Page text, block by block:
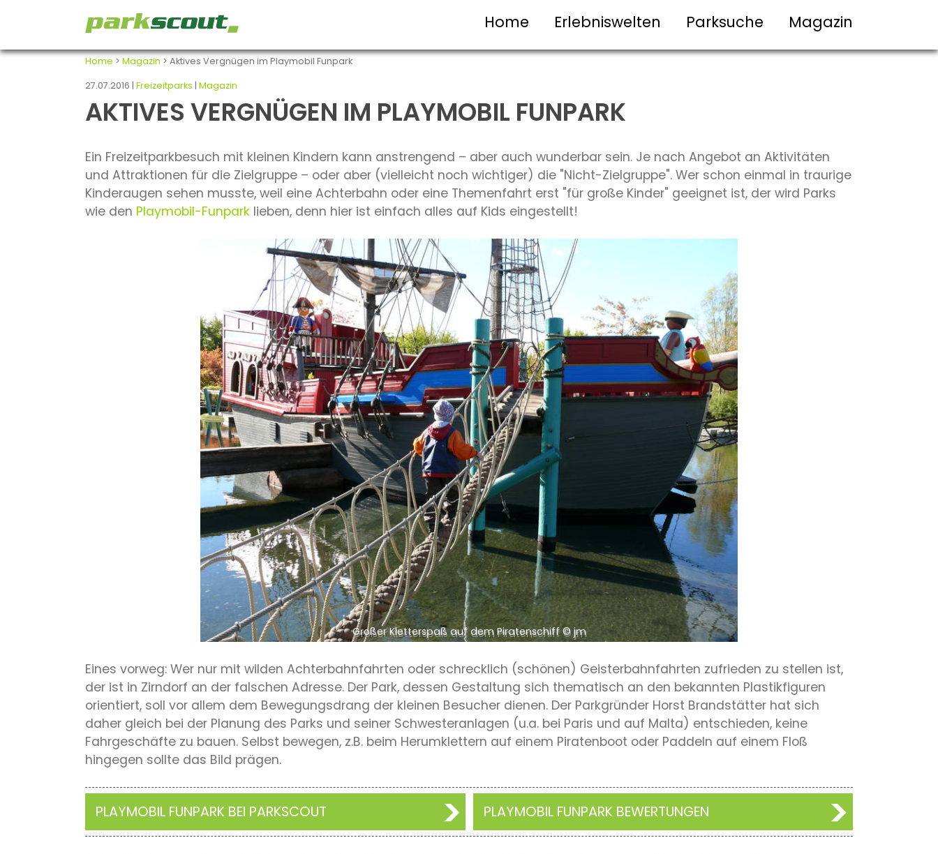
Home Erlebniswelten Parksuche Magazin
Home > Magazin > Aktives Vergnügen im Playmobil Funpark
27.07.2016 | Freizeitparks Magazin
AKTIVES VERGNÜGEN IM PLAYMOBIL FUNPARK
Ein Freizeitparkbesuch mit kleinen Kindern kann anstrengend – aber auch wunderbar sein. Je nach Angebot an Aktivitäten
und Attraktionen für die Zielgruppe – oder aber (vielleicht noch wichtiger) die "Nicht-Zielgruppe". Wer schon einmal in traurige
Kinderaugen sehen musste, weil eine Achterbahn oder eine Themenfahrt erst "für große Kinder" geeignet ist, der wird Parks
wie den Playmobil-Funpark lieben, denn hier ist einfach alles auf Kids eingestellt!
Großer Kletterspaß auf dem Piratenschiff © jm
Eines vorweg: Wer nur mit wilden Achterbahnfahrten oder schrecklich (schönen) Geisterbahnfahrten zufrieden zu stellen ist,
der ist in Zirndorf an der falschen Adresse. Der Park, dessen Gestaltung sich thematisch an den bekannten Plastikfiguren
orientiert, soll vor allem dem Bewegungsdrang der kleinen Besucher dienen. Der Parkgründer Horst Brandstätter hat sich
daher gleich bei der Planung des Parks und seiner Schwesteranlagen (u.a. bei Paris und auf Malta) entschieden, keine
Fahrgeschäfte zu bauen. Selbst bewegen, z.B. beim Herumklettern auf einem Piratenboot oder Paddeln auf einem Floß
hingegen sollte das Bild prägen.
PLAYMOBIL FUNPARK BEI PARKSCOUT PLAYMOBIL FUNPARK BEWERTUNGEN